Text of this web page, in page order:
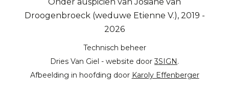
Droogenbroeck (weduwe Etienne V.), 2019 -
2026
Technisch beheer
Dries Van Giel - website door3SIGN.
Afbeelding in hoofding door Karoly Effenberger